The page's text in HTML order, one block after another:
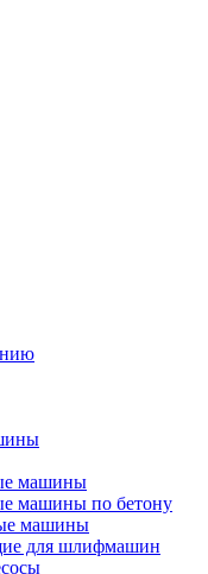
машины
машины по бетону
машины
для шлифмашин